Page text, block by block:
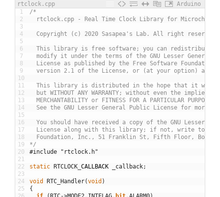
rtclock.cpp
Arduino
1
2
3
4
5
6
7
8
9
10
11
12
13
14
15
16
17
18
19
20
21
22
23
24
25
/*
rtclock.cpp - Real Time Clock Library for Microchip
Copyright (c) 2020 Sasapea's Lab. All right reserved.
This library is free software; you can redistribute
modify it under the terms of the GNU Lesser General
License as published by the Free Software
version 2.1 of the License, or (at your option) any
This library is distributed in the hope that it will
but WITHOUT ANY WARRANTY; without even the implied
MERCHANTABILITY or FITNESS FOR A PARTICULAR PURPOSE.
See the GNU Lesser General Public License for more
You should have received a copy of the GNU Lesser
License along with this library; if not, write to the
Foundation, Inc., 51 Franklin St, Fifth Floor, Boston,
*/
#include "rtclock.h"
static RTCLOCK CALLBACK _callback;
void RTC_Handler(void )
{